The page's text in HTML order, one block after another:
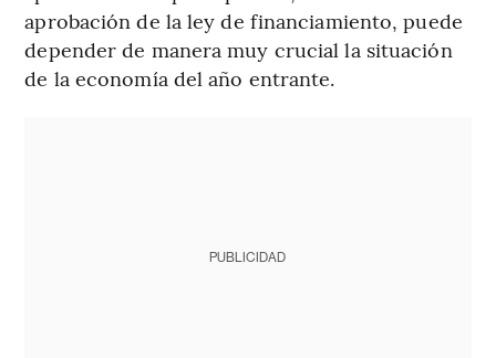
aprobación de la ley de financiamiento, puede
depender de manera muy crucial la situación
de la economía del año entrante.
PUBLICIDAD